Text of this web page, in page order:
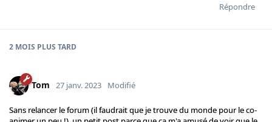
Répondre
2 MOIS PLUS TARD
Tom 27 janv. 2023 Modifié
Sans relancer le forum (il faudrait que je trouve du monde pour le co-